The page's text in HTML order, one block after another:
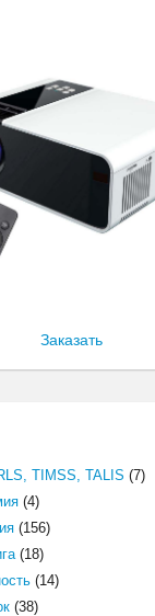
Заказать
TIMSS, TALIS (7)
(4)
(156)
(18)
(14)
(38)